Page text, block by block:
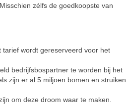
zélfs de goedkoopste van
wordt gereserveerd voor het
bedrijfsbospartner te worden bij het
zijn er al 5 miljoen bomen en struiken
om deze droom waar te maken.